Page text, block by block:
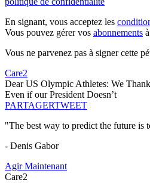
En signant, vous acceptez les
Vous pouvez gérer vos abonnements
Vous ne parvenez pas à signer cette
Care2
Dear US Olympic Athletes: We
Even if our President Doesn’t
PARTAGERTWEET
"The best way to predict the future is
- Denis Gabor
Agir Maintenant
Care2